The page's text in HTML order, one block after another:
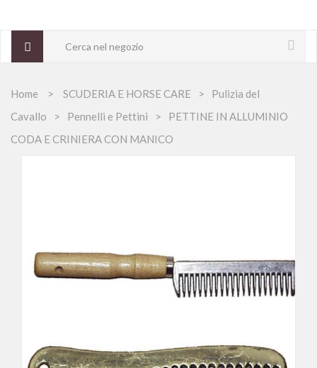
Home SCUDERIA E HORSE CARE
Pulizia del
Cavallo
Pennelli e Pettini
PETTINE IN ALLUMINIO
CODA E CRINIERA CON MANICO